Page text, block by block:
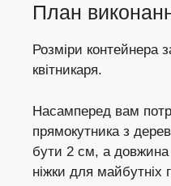
План
Розміри контейнера
квітникаря.
Насамперед вам
прямокутника з
бути 2 см, а довжина
ніжки для майбутніх